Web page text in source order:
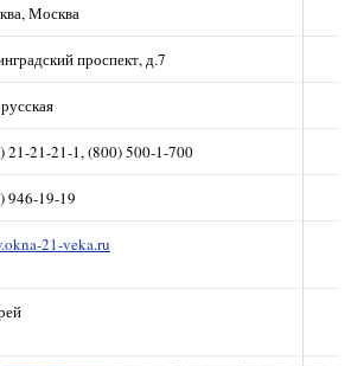
Москва
проспект, д.7
21-21-21-1, (800) 500-1-700
946-19-19
21-veka.ru